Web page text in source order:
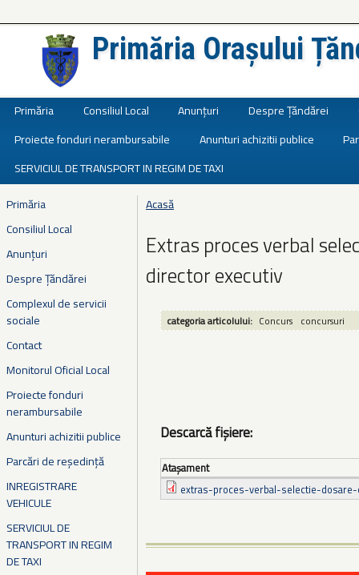
Primăria Orașului
Primăria Consiliul Local Anunțuri Despre Țăndărei
Proiecte fonduri nerambursabile
Anunturi achizitii publice
SERVICIUL DE TRANSPORT IN REGIM DE TAXI
Primăria
Consiliul Local
Anunțuri
Despre Țăndărei
Complexul de servicii
sociale
Contact
Monitorul Oficial Local
Proiecte fonduri
nerambursabile
Anunturi achizitii publice
Parcări de reședință
INREGISTRARE
VEHICULE
SERVICIUL DE
TRANSPORT IN REGIM
DE TAXI
Eşti aici
Acasă
Extras proces verbal
director executiv
categoria articolului: Concurs concursuri
Descarcă fișiere:
Ataşament
extras-proces-verbal-selectie-